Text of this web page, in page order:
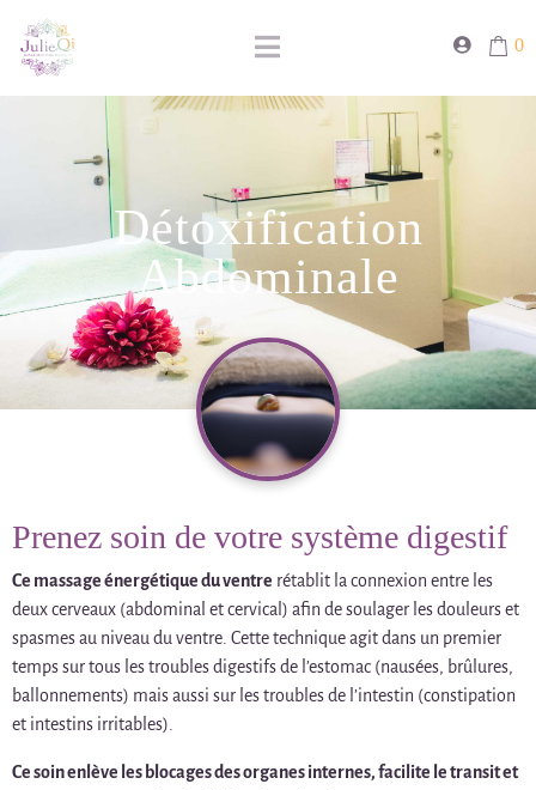
0
Détoxification
Abdominale
Prenez soin de votre système digestif
Ce massage énergétique du ventre rétablit la connexion entre les
deux cerveaux (abdominal et cervical) afin de soulager les douleurs et
spasmes au niveau du ventre. Cette technique agit dans un premier
temps sur tous les troubles digestifs de l’estomac (nausées, brûlures,
ballonnements) mais aussi sur les troubles de l’intestin (constipation
et intestins irritables).
Ce soin enlève les blocages des organes internes, facilite le transit et